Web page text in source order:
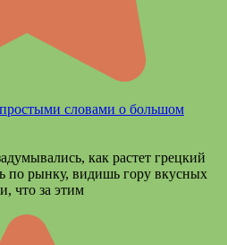
словами о большом
как растет грецкий
по рынку, видишь гору вкусных
что за этим